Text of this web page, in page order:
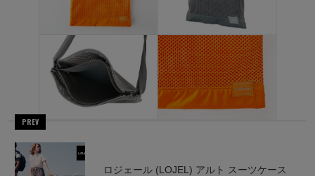
PREV
ロジェール (LOJEL) アルト スーツケース